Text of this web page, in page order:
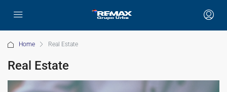
Home Real Estate
Real Estate